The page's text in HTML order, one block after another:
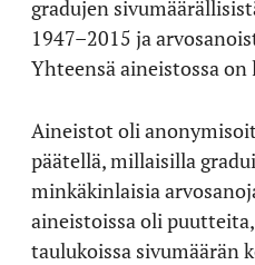
gradujen
1947–2015 ja
Yhteensä aineistossa on
Aineistot oli
päätellä, millaisilla
minkäkinlaisia
aineistoissa oli
taulukoissa sivumäärän